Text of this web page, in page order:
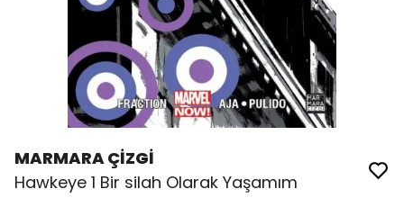
MARMARA ÇİZGİ
Hawkeye 1 Bir silah Olarak Yaşamım